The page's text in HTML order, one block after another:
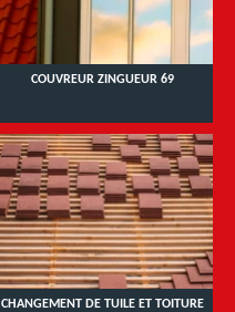
COUVREUR ZINGUEUR 69
CHANGEMENT DE TUILE ET TOITURE